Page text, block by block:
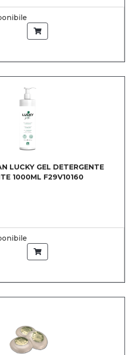
LUCKY GEL DETERGENTE
1000ML F29V10160